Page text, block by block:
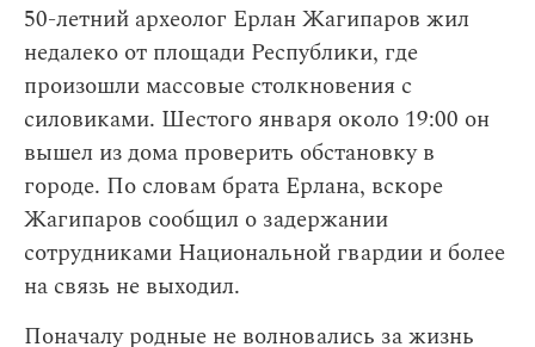
50-летний археолог Ерлан Жагипаров жил
недалеко от площади Республики, где
произошли массовые столкновения с
силовиками. Шестого января около 19:00 он
вышел из дома проверить обстановку в
городе. По словам брата Ерлана, вскоре
Жагипаров сообщил о задержании
сотрудниками Национальной гвардии и более
на связь не выходил.
Поначалу родные не волновались за жизнь